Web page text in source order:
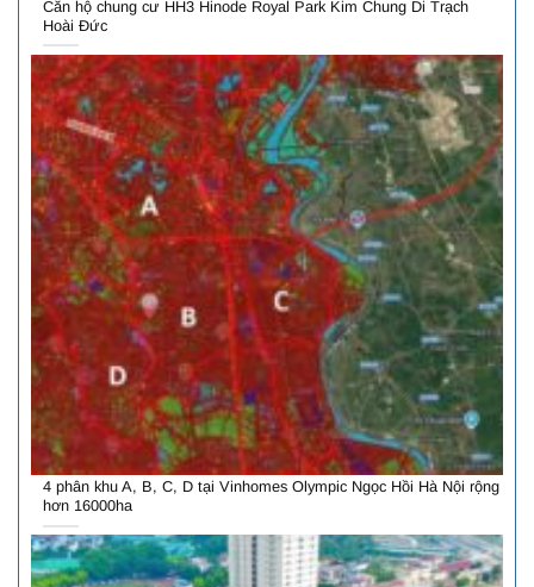
Căn hộ chung cư HH3 Hinode Royal Park Kim Chung Di Trạch
Hoài Đức
4 phân khu A, B, C, D tại Vinhomes Olympic Ngọc Hồi Hà Nội rộng
hơn 16000ha